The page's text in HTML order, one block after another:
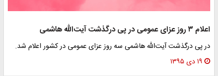
اعلام ٣ روز عزای عمومی در پی درگذشت آیت‌الله هاشمی
در پی درگذشت آیت‌الله هاشمی سه روز عزای عمومی در کشور اعلام شد.
۱۹ دی ۱۳۹۵